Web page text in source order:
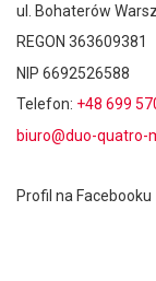
ul. Bohaterów
REGON 363609381
NIP 6692526588
Telefon: +48 699
biuro@duo-quatro-
Profil na Facebooku